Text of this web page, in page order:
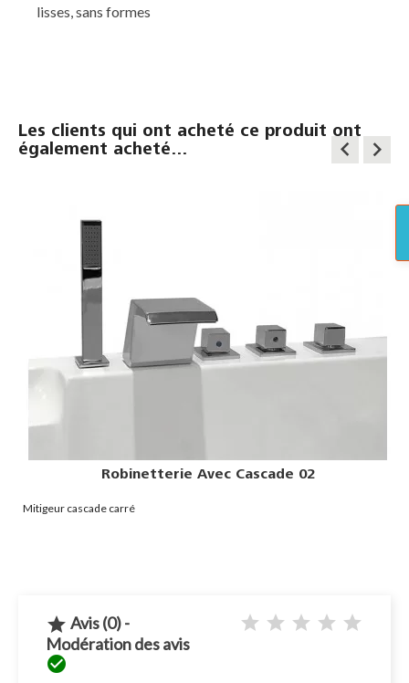
lisses, sans formes
Les clients qui ont acheté ce produit ont
également acheté...
keyboard_arrow_left
Robinetterie Avec Cascade 02
Mitigeur cascade carré
keyboard_arrow_right
 Avis (0) -
Modération des avis
